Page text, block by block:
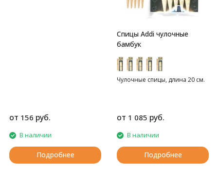
от 156 руб.
В наличии
Подробнее
Спицы Addi чулочные
бамбук
Чулочные спицы, длина 20 см.
от 1 085 руб.
В наличии
Подробнее